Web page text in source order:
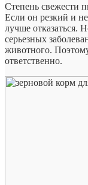
Степень свежести
Если он резкий и
лучше отказаться.
серьезных
животного.
ответственно.